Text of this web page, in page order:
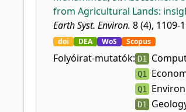
from Agricultural Lands:
Earth Syst. Environ. 8 (4), 1109-
doi DEA WoS Scopus
Folyóirat-mutatók: D1
Q1
Q1
D1